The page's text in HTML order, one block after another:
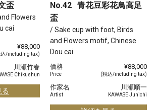
盃
Flowers
cai
¥88,000
込/including tax)
川瀬竹春
Chikushun
No.42 青花豆彩花鳥高足
盃
/ Sake cup with foot, Birds
and Flowers motif, Chinese
Dou cai
価格
Price
¥88,000
(税込/including tax)
作家名
Artist
川瀬順一
KAWASE Junichi